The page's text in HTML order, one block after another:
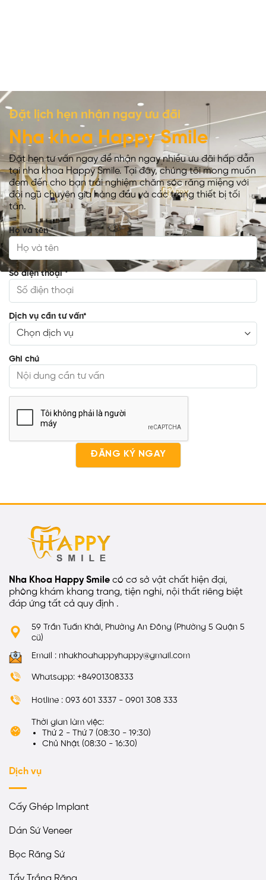
Đặt lịch hẹn nhận ngay ưu đãi
Nha khoa Happy Smile
Đặt hẹn tư vấn ngay để nhận ngay nhiều ưu đãi hấp dẫn
tại nha khoa Happy Smile. Tại đây, chúng tôi mong muốn
đem đến cho bạn trải nghiệm chăm sóc răng miệng với
đội ngũ chuyên gia hàng đầu và các trang thiết bị tối
tân.
Họ và tên*
Số điện thoại*
Dịch vụ cần tư vấn*
Ghi chú
Nha Khoa Happy Smile có cơ sở vật chất hiện đại,
phòng khám khang trang, tiện nghi, nội thất riêng biệt
đáp ứng tất cả quy định .
59 Trần Tuấn Khải, Phường An Đông (Phường 5 Quận 5
cũ)
Email : nhakhoahappyhappy@gmail.com
Whatsapp: +84901308333
Hotline : 093 601 3337 - 0901 308 333
Thời gian làm việc:
Thứ 2 - Thứ 7 (08:30 - 19:30)
Chủ Nhật (08:30 - 16:30)
Dịch vụ
Cấy Ghép Implant
Dán Sứ Veneer
Bọc Răng Sứ